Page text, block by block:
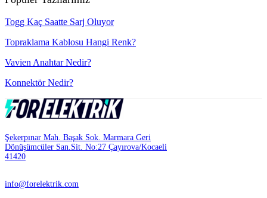
Togg Kaç Saatte Sarj Oluyor
Topraklama Kablosu Hangi Renk?
Vavien Anahtar Nedir?
Konnektör Nedir?
Şekerpınar Mah. Başak Sok. Marmara Geri
Dönüşümcüler San.Sit. No:27 Çayırova/Kocaeli
41420
info@forelektrik.com